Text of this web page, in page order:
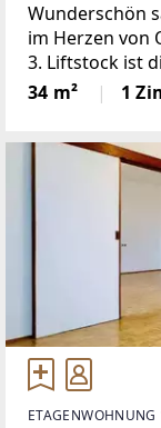
Wunderschön
im Herzen von
3. Liftstock ist
ausgerichtete
angenehme
34 m² 1